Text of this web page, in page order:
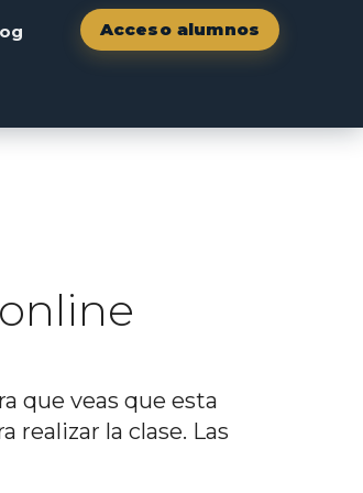
Acceso alumnos
que veas que esta
realizar la clase. Las